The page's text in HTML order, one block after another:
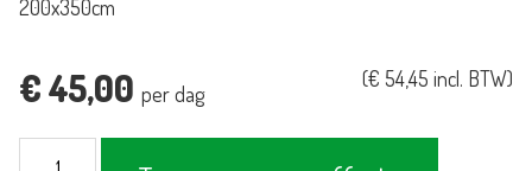
200x350cm
€45,00 per dag
(€ 54,45 incl. BTW)